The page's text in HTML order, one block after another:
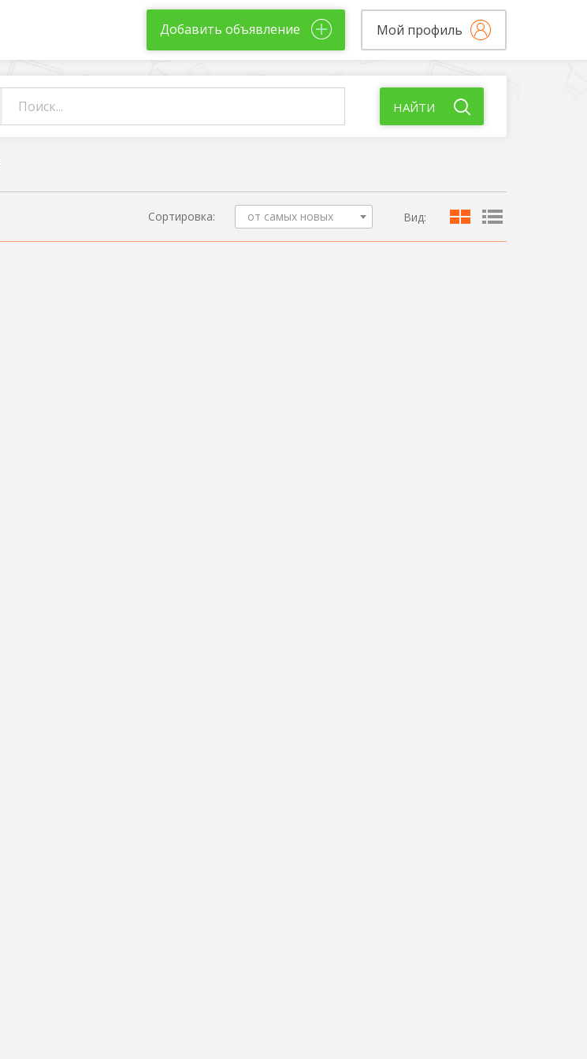
Добавить объявление Мой профиль
НАЙТИ
Сортировка: от самых новых Вид: